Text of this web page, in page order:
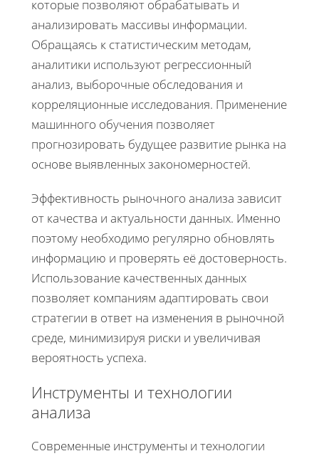
которые позволяют обрабатывать и
анализировать массивы информации.
Обращаясь к статистическим методам,
аналитики используют регрессионный
анализ, выборочные обследования и
корреляционные исследования. Применение
машинного обучения позволяет
прогнозировать будущее развитие рынка на
основе выявленных закономерностей.
Эффективность рыночного анализа зависит
от качества и актуальности данных. Именно
поэтому необходимо регулярно обновлять
информацию и проверять её достоверность.
Использование качественных данных
позволяет компаниям адаптировать свои
стратегии в ответ на изменения в рыночной
среде, минимизируя риски и увеличивая
вероятность успеха.
Инструменты и технологии
анализа
Современные инструменты и технологии